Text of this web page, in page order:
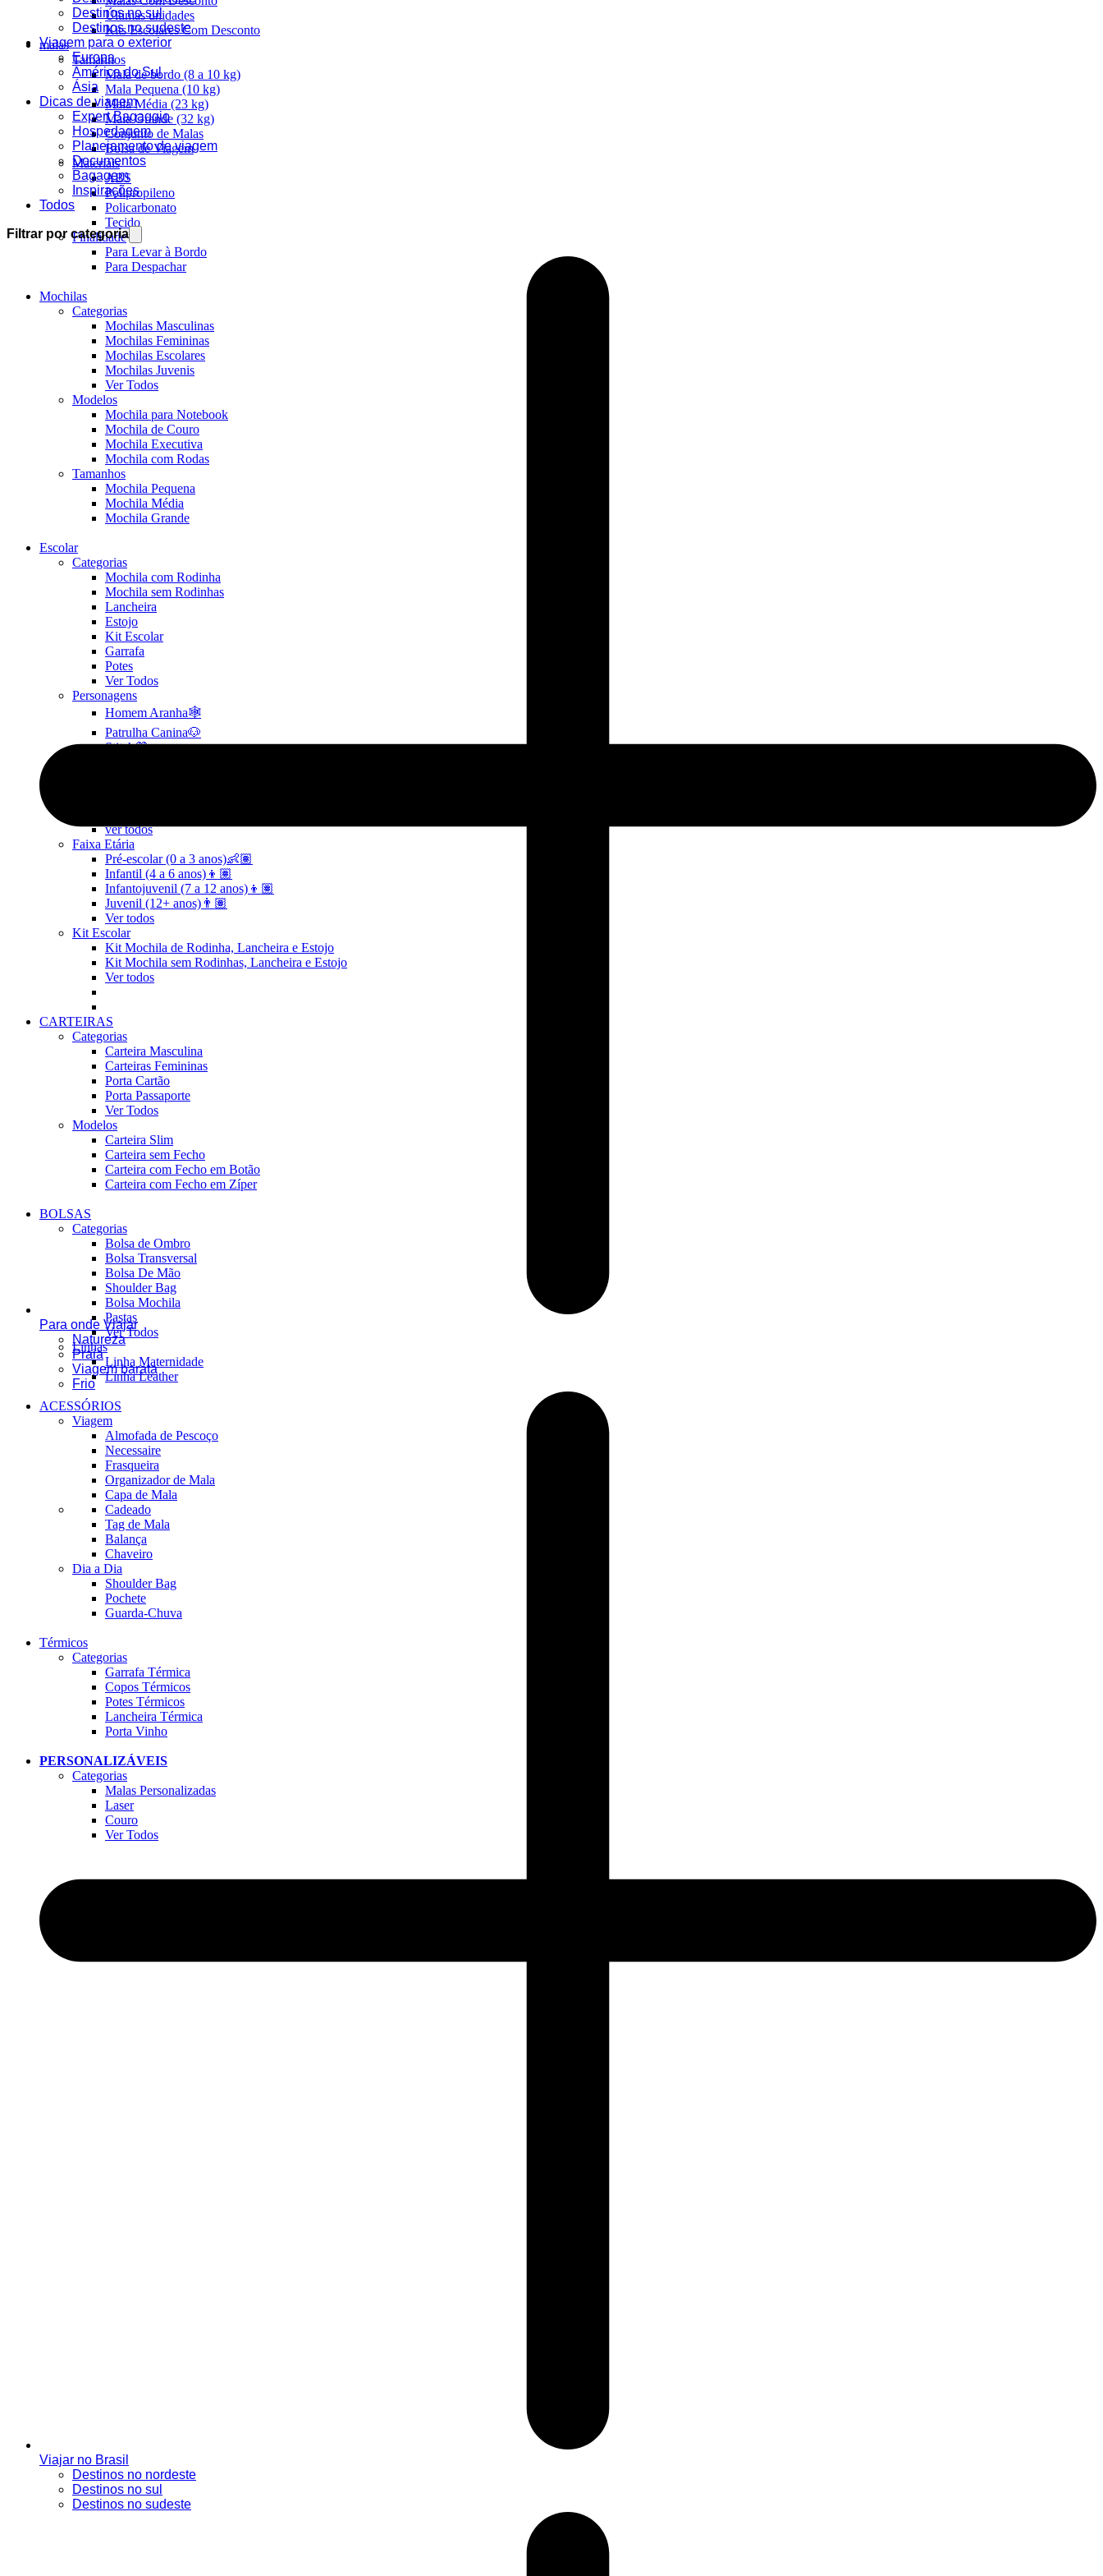
Últimas unidades
Kits Escolares Com Desconto
malas
Tamanhos
Mala de bordo (8 a 10 kg)
Mala Pequena (10 kg)
Mala Média (23 kg)
Mala Grande (32 kg)
Conjunto de Malas
Bolsa de Viagem
Materiais
ABS
Polipropileno
Policarbonato
Tecido
Finalidade
Para Levar à Bordo
Para Despachar
Mochilas
Categorias
Mochilas Masculinas
Mochilas Femininas
Mochilas Escolares
Mochilas Juvenis
Ver Todos
Modelos
Mochila para Notebook
Mochila de Couro
Mochila Executiva
Mochila com Rodas
Tamanhos
Mochila Pequena
Mochila Média
Mochila Grande
Escolar
Categorias
Mochila com Rodinha
Mochila sem Rodinhas
Lancheira
Estojo
Kit Escolar
Garrafa
Potes
Ver Todos
Personagens
Homem Aranha🕸️
Patrulha Canina🐶
Stitch💜
ver todos
Faixa Etária
Pré-escolar (0 a 3 anos)👶🏽
Infantil (4 a 6 anos)👦🏽
Infantojuvenil (7 a 12 anos)👦🏽
Juvenil (12+ anos)👨🏽
Ver todos
Kit Escolar
Kit Mochila de Rodinha, Lancheira e Estojo
Kit Mochila sem Rodinhas, Lancheira e Estojo
Ver todos
CARTEIRAS
Categorias
Carteira Masculina
Carteiras Femininas
Porta Cartão
Porta Passaporte
Ver Todos
Modelos
Carteira Slim
Carteira sem Fecho
Carteira com Fecho em Botão
Carteira com Fecho em Zíper
BOLSAS
Categorias
Bolsa de Ombro
Bolsa Transversal
Bolsa De Mão
Shoulder Bag
Bolsa Mochila
Pastas
Ver Todos
Linhas
Linha Maternidade
Linha Leather
ACESSÓRIOS
Viagem
Almofada de Pescoço
Necessaire
Frasqueira
Organizador de Mala
Capa de Mala
Cadeado
Tag de Mala
Balança
Chaveiro
Dia a Dia
Shoulder Bag
Pochete
Guarda-Chuva
Térmicos
Categorias
Garrafa Térmica
Copos Térmicos
Potes Térmicos
Lancheira Térmica
Porta Vinho
PERSONALIZÁVEIS
Categorias
Malas Personalizadas
Laser
Couro
Ver Todos
Destinos no sul
Destinos no sudeste
Viagem para o exterior
Europa
América do Sul
Ásia
Dicas de viagem
Expert Bagaggio
Hospedagem
Planejamento de viagem
Documentos
Bagagem
Inspirações
Todos
Filtrar por categoria
Para onde Viajar
Natureza
Praia
Viagem barata
Frio
Viajar no Brasil
Destinos no nordeste
Destinos no sul
Destinos no sudeste